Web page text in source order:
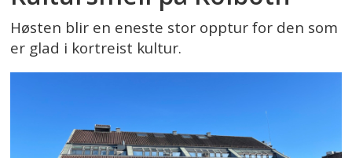
Høsten blir en eneste stor opptur for den som
er glad i kortreist kultur.